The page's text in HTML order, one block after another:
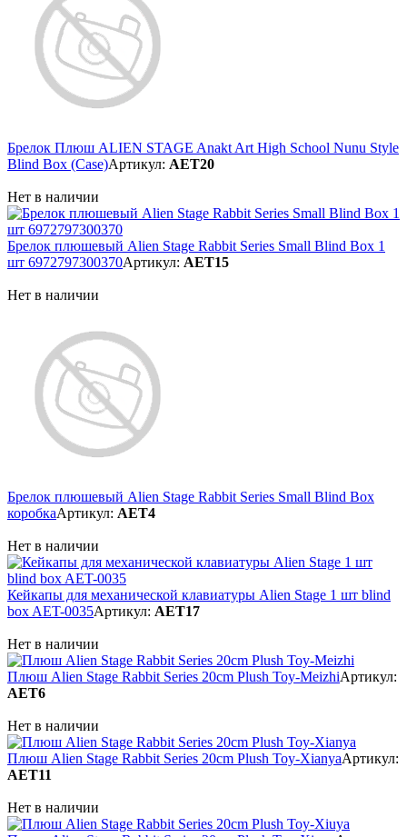
Брелок Плюш ALIEN STAGE Anakt Art High School Nunu Style
Blind Box (Case)Артикул: AET20
Нет в наличии
Брелок плюшевый Alien Stage Rabbit Series Small Blind Box 1
шт 6972797300370Артикул: AET15
Нет в наличии
Брелок плюшевый Alien Stage Rabbit Series Small Blind Box
коробкаАртикул: AET4
Нет в наличии
Кейкапы для механической клавиатуры Alien Stage 1 шт blind
box AET-0035Артикул: AET17
Нет в наличии
Плюш Alien Stage Rabbit Series 20cm Plush Toy-MeizhiАртикул:
AET6
Нет в наличии
Плюш Alien Stage Rabbit Series 20cm Plush Toy-XianyaАртикул:
AET11
Нет в наличии